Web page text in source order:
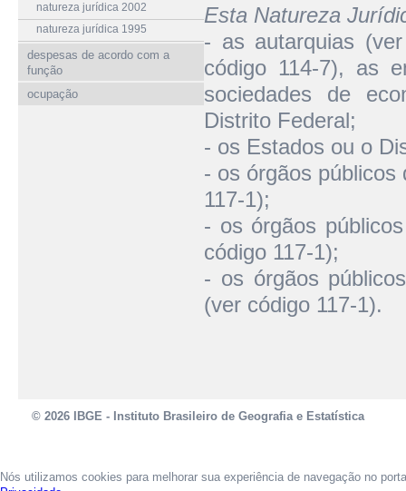
natureza jurídica 2002
natureza jurídica 1995
despesas de acordo com a
função
ocupação
Esta Natureza
- as autarquias
código 114-7), as
sociedades de
Distrito Federal;
- os Estados ou o
- os órgãos públicos
117-1);
- os órgãos
código 117-1);
- os órgãos
(ver código 117-1).
© 2026 IBGE - Instituto Brasileiro de Geografia e Estatística
Nós utilizamos cookies para melhorar sua experiência de navegação no